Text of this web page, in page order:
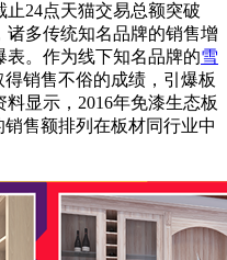
止24点天猫交易总额突破
诸多传统知名品牌的销售增
。作为线下知名品牌的雪
销售不俗的成绩，引爆板
显示，2016年免漆生态板
售额排列在板材同行业中